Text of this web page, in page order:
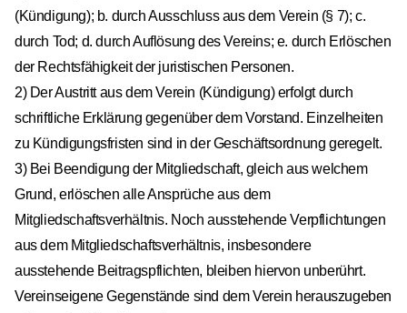
(Kündigung); b. durch Ausschluss aus dem Verein (§ 7); c.
durch Tod; d. durch Auflösung des Vereins; e. durch Erlöschen
der Rechtsfähigkeit der juristischen Personen.
2) Der Austritt aus dem Verein (Kündigung) erfolgt durch
schriftliche Erklärung gegenüber dem Vorstand. Einzelheiten
zu Kündigungsfristen sind in der Geschäftsordnung geregelt.
3) Bei Beendigung der Mitgliedschaft, gleich aus welchem
Grund, erlöschen alle Ansprüche aus dem
Mitgliedschaftsverhältnis. Noch ausstehende Verpflichtungen
aus dem Mitgliedschaftsverhältnis, insbesondere
ausstehende Beitragspflichten, bleiben hiervon unberührt.
Vereinseigene Gegenstände sind dem Verein herauszugeben